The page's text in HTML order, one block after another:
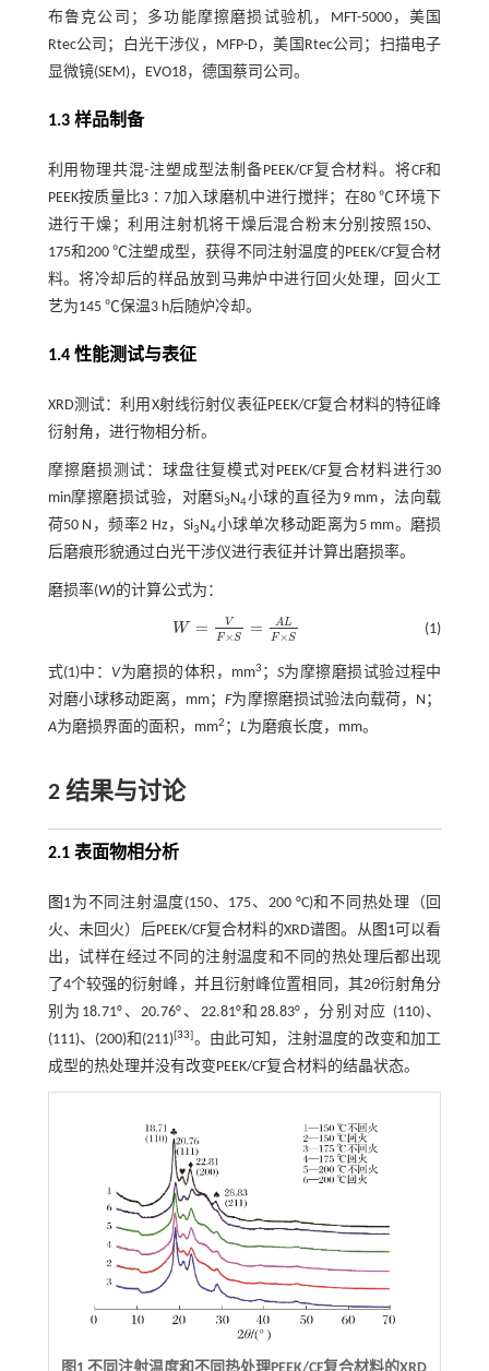
布鲁克公司；多功能摩擦磨损试验机，MFT-5000，美国
Rtec公司；白光干涉仪，MFP-D，美国Rtec公司；扫描电子
显微镜(SEM)，EVO18，德国蔡司公司。
1.3 样品制备
利用物理共混-注塑成型法制备PEEK/CF复合材料。将CF和
PEEK按质量比3∶7加入球磨机中进行搅拌；在80 ℃环境下
进行干燥；利用注射机将干燥后混合粉末分别按照150、
175和200 ℃注塑成型，获得不同注射温度的PEEK/CF复合材
料。将冷却后的样品放到马弗炉中进行回火处理，回火工
艺为145 ℃保温3 h后随炉冷却。
1.4 性能测试与表征
XRD测试：利用X射线衍射仪表征PEEK/CF复合材料的特征峰
衍射角，进行物相分析。
摩擦磨损测试：球盘往复模式对PEEK/CF复合材料进行30
min摩擦磨损试验，对磨Si3N4小球的直径为9 mm，法向载
荷50 N，频率2 Hz，Si3N4小球单次移动距离为5 mm。磨损
后磨痕形貌通过白光干涉仪进行表征并计算出磨损率。
磨损率(W)的计算公式为：
W =
V
F×S = AL
F× S
W= VF ×S=AL F×S (1)
式(1)中： V为磨损的体积，mm3 ； S为摩擦磨损试验过程中
对磨小球移动距离，mm；F为摩擦磨损试验法向载荷，N；
A为磨损界面的面积，mm2 ； L为磨痕长度，mm。
2 结果与讨论
2.1 表面物相分析
图1为不同注射温度(150、175、200 °C)和不同热处理（回
火、未回火）后PEEK/CF复合材料的XRD谱图。从图1可以看
出，试样在经过不同的注射温度和不同的热处理后都出现
了4个较强的衍射峰，并且衍射峰位置相同，其2θ衍射角分
别为18.71°、20.76°、22.81°和28.83°，分别对应 (110)、
(111)、(200)和(211)[33]。由此可知，注射温度的改变和加工
成型的热处理并没有改变PEEK/CF复合材料的结晶状态。